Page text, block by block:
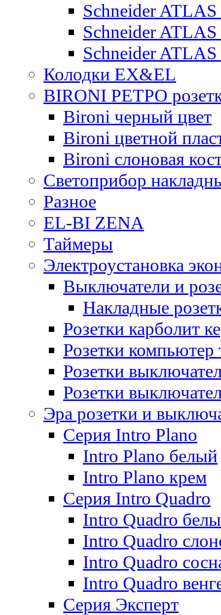
Schneider
Schneider
Schneider
Колодки EX&EL
BIRONI РЕТРО
Bironi черный цвет
Bironi цветной
Bironi слоновая
Светоприбор
Разное
EL-BI ZENA
Таймеры
Электроустановка
Выключатели и
Накладные
Розетки карболит
Розетки компьютер
Розетки
Розетки
Эра розетки и
Серия Intro Plano
Intro Plano белый
Intro Plano крем
Серия Intro Quadro
Intro Quadro
Intro Quadro
Intro Quadro
Intro Quadro
Серия Эксперт